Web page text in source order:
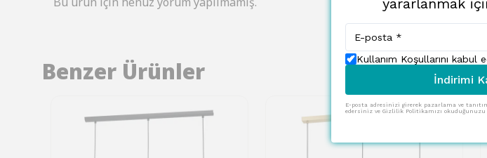
Benzer Ürünler
yararlanmak
Kullanım Koşullarını kabul
İndirimi
E-posta adresinizi girerek pazarlama ve
edersiniz ve Gizlilik Politikamızı